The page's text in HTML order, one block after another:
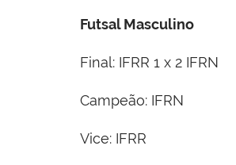
Futsal Masculino
Final: IFRR 1 x 2 IFRN
Campeão: IFRN
Vice: IFRR